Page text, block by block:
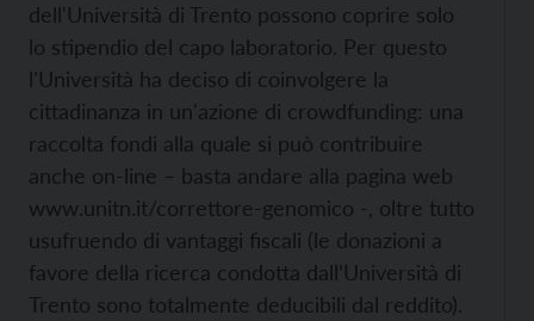
dell'Università di Trento possono coprire solo
lo stipendio del capo laboratorio. Per questo
l’Università ha deciso di coinvolgere la
cittadinanza in un'azione di crowdfunding: una
raccolta fondi alla quale si può contribuire
anche on-line – basta andare alla pagina web
www.unitn.it/correttore-genomico -, oltre tutto
usufruendo di vantaggi fiscali (le donazioni a
favore della ricerca condotta dall’Università di
Trento sono totalmente deducibili dal reddito).